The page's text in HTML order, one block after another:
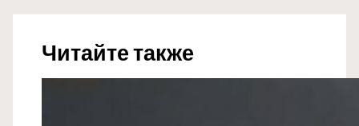
Читайте также